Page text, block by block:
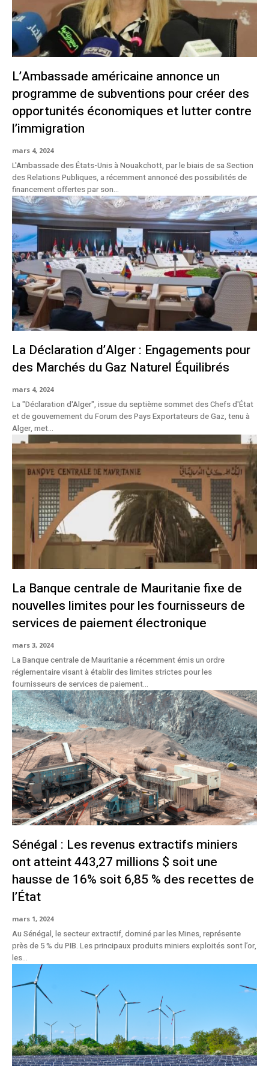
L’Ambassade américaine annonce un
programme de subventions pour créer des
opportunités économiques et lutter contre
l’immigration
mars 4, 2024
L'Ambassade des États-Unis à Nouakchott, par le biais de sa Section
des Relations Publiques, a récemment annoncé des possibilités de
financement offertes par son...
La Déclaration d’Alger : Engagements pour
des Marchés du Gaz Naturel Équilibrés
mars 4, 2024
La "Déclaration d'Alger", issue du septième sommet des Chefs d'État
et de gouvernement du Forum des Pays Exportateurs de Gaz, tenu à
Alger, met...
La Banque centrale de Mauritanie fixe de
nouvelles limites pour les fournisseurs de
services de paiement électronique
mars 3, 2024
La Banque centrale de Mauritanie a récemment émis un ordre
réglementaire visant à établir des limites strictes pour les
fournisseurs de services de paiement...
Sénégal : Les revenus extractifs miniers
ont atteint 443,27 millions $ soit une
hausse de 16% soit 6,85 % des recettes de
l’État
mars 1, 2024
Au Sénégal, le secteur extractif, dominé par les Mines, représente
près de 5 % du PIB. Les principaux produits miniers exploités sont l’or,
les...